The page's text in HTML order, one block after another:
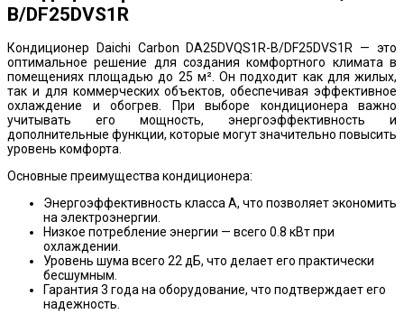
B/DF25DVS1R
Кондиционер Daichi Carbon DA25DVQS1R-B/DF25DVS1R — это
оптимальное решение для создания комфортного климата в
помещениях площадью до 25 м². Он подходит как для жилых,
так и для коммерческих объектов, обеспечивая эффективное
охлаждение и обогрев. При выборе кондиционера важно
учитывать его мощность, энергоэффективность и
дополнительные функции, которые могут значительно повысить
уровень комфорта.
Основные преимущества кондиционера:
Энергоэффективность класса A, что позволяет экономить
на электроэнергии.
Низкое потребление энергии — всего 0.8 кВт при
охлаждении.
Уровень шума всего 22 дБ, что делает его практически
бесшумным.
Гарантия 3 года на оборудование, что подтверждает его
надежность.